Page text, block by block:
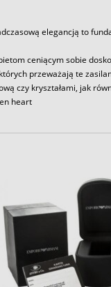
elegancją to
ceniącym sobie
przeważają te
czy kryształami, jak
heart